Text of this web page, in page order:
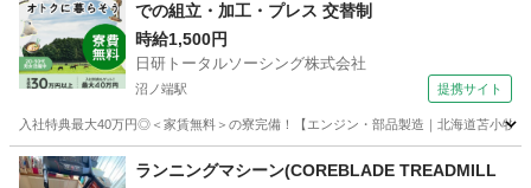
での組立・加工・プレス 交替制
時給1,500円
日研トータルソーシング株式会社
沼ノ端駅 提携サイト
入社特典最大40万円◎＜家賃無料＞の寮完備！【エンジン・部品製造｜北海道苫小牧
北海道 苫小牧市 沼ノ端駅
ランニングマシーン(COREBLADE TREADMILL